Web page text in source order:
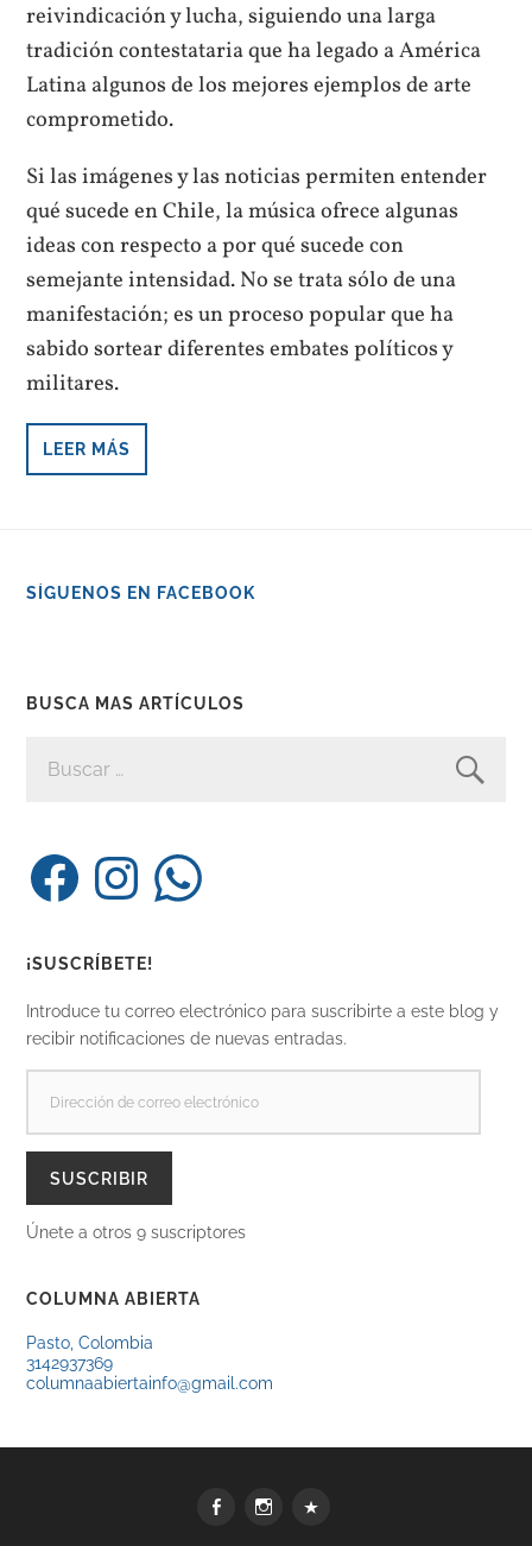
reivindicación y lucha, siguiendo una larga
tradición contestataria que ha legado a América
Latina algunos de los mejores ejemplos de arte
comprometido.
Si las imágenes y las noticias permiten entender
qué sucede en Chile, la música ofrece algunas
ideas con respecto a por qué sucede con
semejante intensidad. No se trata sólo de una
manifestación; es un proceso popular que ha
sabido sortear diferentes embates políticos y
militares.
LEER MÁS
SÍGUENOS EN FACEBOOK
BUSCA MAS ARTÍCULOS
FacebookInstagramWhatsApp
¡SUSCRÍBETE!
Introduce tu correo electrónico para suscribirte a este blog y
recibir notificaciones de nuevas entradas.
CORREO
SUSCRIBIR
Únete a otros 9 suscriptores
COLUMNA ABIERTA
Pasto, Colombia
3142937369
columnaabiertainfo@gmail.com
FacebookInstagramWhatsApp